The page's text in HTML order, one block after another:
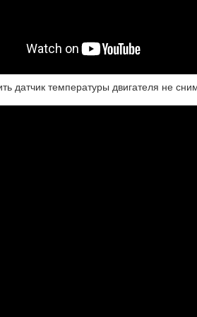
датчик температуры двигателя не